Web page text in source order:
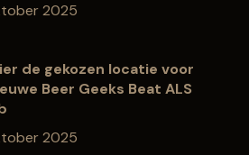
2025
de gekozen locatie voor
Beer Geeks Beat ALS
2025